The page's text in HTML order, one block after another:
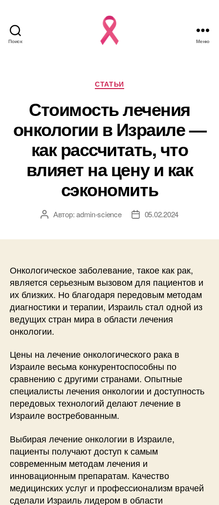
Поиск Меню
Рубрики
СТАТЬИ
Стоимость лечения
онкологии в Израиле —
как рассчитать, что
влияет на цену и как
сэкономить
АвторАвтор:admin-science
Дата05.02.2024
Онкологическое заболевание, такое как рак,
является серьезным вызовом для пациентов и
их близких. Но благодаря передовым методам
диагностики и терапии, Израиль стал одной из
ведущих стран мира в области лечения
онкологии.
Цены на лечение онкологического рака в
Израиле весьма конкурентоспособны по
сравнению с другими странами. Опытные
специалисты лечения онкологии и доступность
передовых технологий делают лечение в
Израиле востребованным.
Выбирая лечение онкологии в Израиле,
пациенты получают доступ к самым
современным методам лечения и
инновационным препаратам. Качество
медицинских услуг и профессионализм врачей
сделали Израиль лидером в области